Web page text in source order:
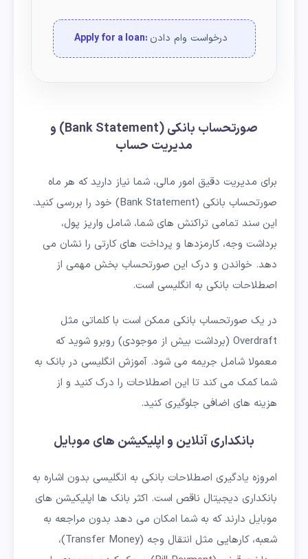
Apply for a loan: درخواست وام دادن
صورتحساب بانکی (Bank Statement) و
مدیریت حساب
برای مدیریت دقیق امور مالی، شما نیاز دارید که هر ماه
صورتحساب بانکی (Bank Statement) خود را بررسی کنید.
این سند تمامی تراکنش های شما، شامل واریز پول،
برداشت وجه، کارمزدها و پرداخت های کارتی را نشان می
دهد. خواندن و درک این صورتحساب بخش مهمی از
اصطلاحات بانکی به انگلیسی است.
در یک صورتحساب بانکی ممکن است با کلماتی مثل
Overdraft (برداشت بیش از موجودی) روبرو شوید که
معمولا شامل جریمه می شود. آموزش انگلیسی در بانک به
شما کمک می کند تا این اصطلاحات را درک کنید و از
هزینه های اضافی جلوگیری کنید.
بانکداری آنلاین و اپلیکیشن های موبایل
امروزه یادگیری اصطلاحات بانکی به انگلیسی بدون اشاره به
بانکداری دیجیتال ناقص است. اکثر بانک ها اپلیکیشن های
موبایل دارند که به شما امکان می دهد بدون مراجعه به
شعبه، کارهایی مثل انتقال وجه (Transfer Money)،